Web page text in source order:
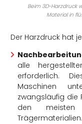
Beim 3D-Harzdruck
Material in
Der Harzdruck hat
alle
erforderlich.
Maschinen
zwangsläufig die
den
Trägermaterialien.